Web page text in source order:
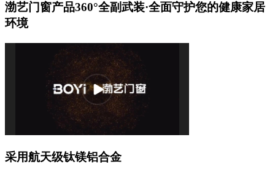
渤艺门窗产品360°全副武装·全面守护您的健康家居
环境
采用航天级钛镁铝合金